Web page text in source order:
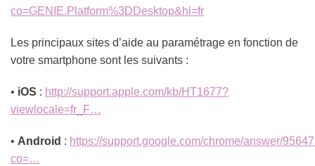
co=GENIE.Platform%3DDesktop&hl=fr
Les principaux sites d’aide au paramétrage en fonction de
votre smartphone sont les suivants :
• iOS : http://support.apple.com/kb/HT1677?
viewlocale=fr_F…
• Android : https://support.google.com/chrome/answer/
co=…